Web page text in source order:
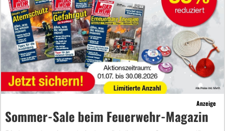
Anzeige
Sommer-Sale beim Feuerwehr-Magazin